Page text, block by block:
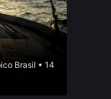
Brasil • 14